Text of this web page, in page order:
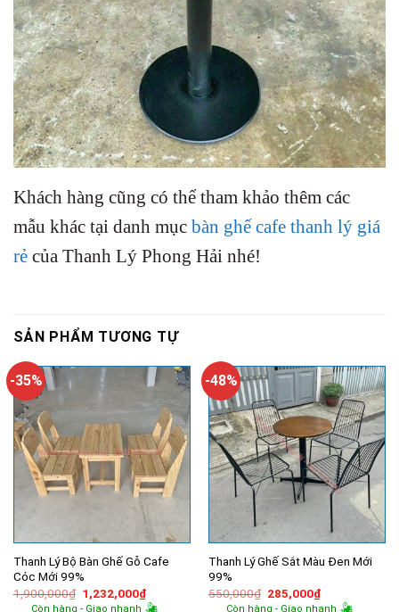
Khách hàng cũng có thể tham khảo thêm các
mẫu khác tại danh mục bàn ghế cafe thanh lý giá
rẻ của Thanh Lý Phong Hải nhé!
SẢN PHẨM TƯƠNG TỰ
-35%
Thanh Lý Bộ Bàn Ghế Gỗ Cafe
Cóc Mới 99%
1,900,000₫ Giá
gốc
1,232,000₫Giá
hiện
Còn hàng - Giao nhanh
-48%
Thanh Lý Ghế Sắt Màu Đen Mới
99%
550,000₫ Giá
gốc
285,000₫Giá
hiện
Còn hàng - Giao nhanh